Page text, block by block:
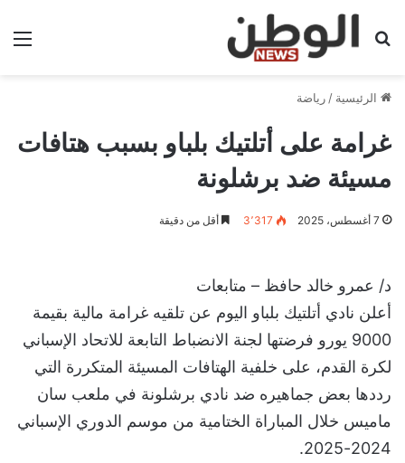
بحث عن
الرئيسية / رياضة
غرامة على أتلتيك بلباو بسبب هتافات
مسيئة ضد برشلونة
7 أغسطس، 2025 3٬317 أقل من دقيقة
د/ عمرو خالد حافظ – متابعات
‎أعلن نادي أتلتيك بلباو اليوم عن تلقيه غرامة مالية بقيمة
9000 يورو فرضتها لجنة الانضباط التابعة للاتحاد الإسباني
لكرة القدم، على خلفية الهتافات المسيئة المتكررة التي
رددها بعض جماهيره ضد نادي برشلونة في ملعب سان
ماميس خلال المباراة الختامية من موسم الدوري الإسباني
2024-2025.